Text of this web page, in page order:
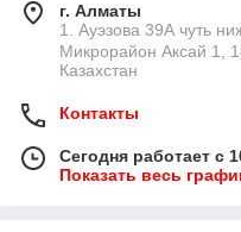
г. Алматы
1. Ауэзова 39А чуть ниже Кабанбай
Микрорайон Аксай 1,
Казахстан
Контакты
Сегодня работает с
Показать весь